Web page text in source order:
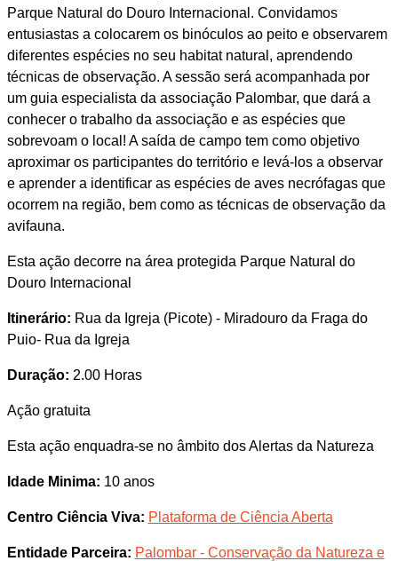
Parque Natural do Douro Internacional. Convidamos
entusiastas a colocarem os binóculos ao peito e observarem
diferentes espécies no seu habitat natural, aprendendo
técnicas de observação. A sessão será acompanhada por
um guia especialista da associação Palombar, que dará a
conhecer o trabalho da associação e as espécies que
sobrevoam o local! A saída de campo tem como objetivo
aproximar os participantes do território e levá-los a observar
e aprender a identificar as espécies de aves necrófagas que
ocorrem na região, bem como as técnicas de observação da
avifauna.
Esta ação decorre na área protegida Parque Natural do
Douro Internacional
Itinerário: Rua da Igreja (Picote) - Miradouro da Fraga do
Puio- Rua da Igreja
Duração: 2.00 Horas
Ação gratuita
Esta ação enquadra-se no âmbito dos Alertas da Natureza
Idade Minima: 10 anos
Centro Ciência Viva: Plataforma de Ciência Aberta
Entidade Parceira: Palombar - Conservação da Natureza e